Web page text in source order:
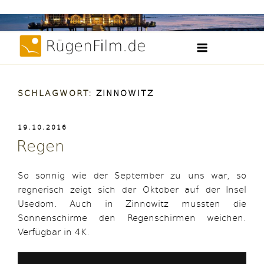
Weiter
zum
Inhalt
Filme, Videos und Zeitraffer der Insel Rügen
SCHLAGWORT: ZINNOWITZ
VERÖFFENTLICHT
19.10.2016
Regen
So sonnig wie der September zu uns war, so
regnerisch zeigt sich der Oktober auf der Insel
Usedom. Auch in Zinnowitz mussten die
Sonnenschirme den Regenschirmen weichen.
Verfügbar in 4K.